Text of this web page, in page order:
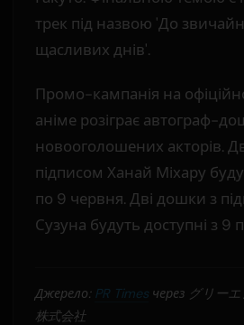
трек під назвою 'До
щасливих днів'.
Промо-кампанія на
аніме розіграє автограф-
новооголошених акторів.
підписом Ханай Міхару
по 9 червня. Дві дошки з
Сузуна будуть доступні з 9
Джерело: PR Timesчерез グリー
株式会社